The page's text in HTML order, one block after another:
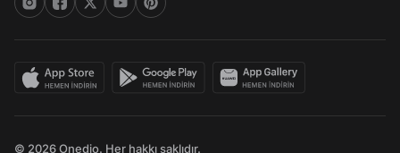
© 2026 Onedio. Her hakkı saklıdır.